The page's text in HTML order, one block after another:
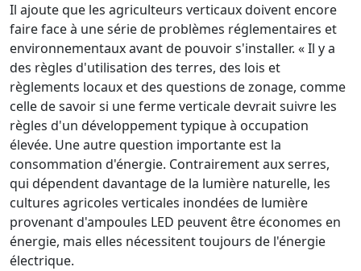
Il ajoute que les agriculteurs verticaux doivent encore
faire face à une série de problèmes réglementaires et
environnementaux avant de pouvoir s'installer. « Il y a
des règles d'utilisation des terres, des lois et
règlements locaux et des questions de zonage, comme
celle de savoir si une ferme verticale devrait suivre les
règles d'un développement typique à occupation
élevée. Une autre question importante est la
consommation d'énergie. Contrairement aux serres,
qui dépendent davantage de la lumière naturelle, les
cultures agricoles verticales inondées de lumière
provenant d'ampoules LED peuvent être économes en
énergie, mais elles nécessitent toujours de l'énergie
électrique.